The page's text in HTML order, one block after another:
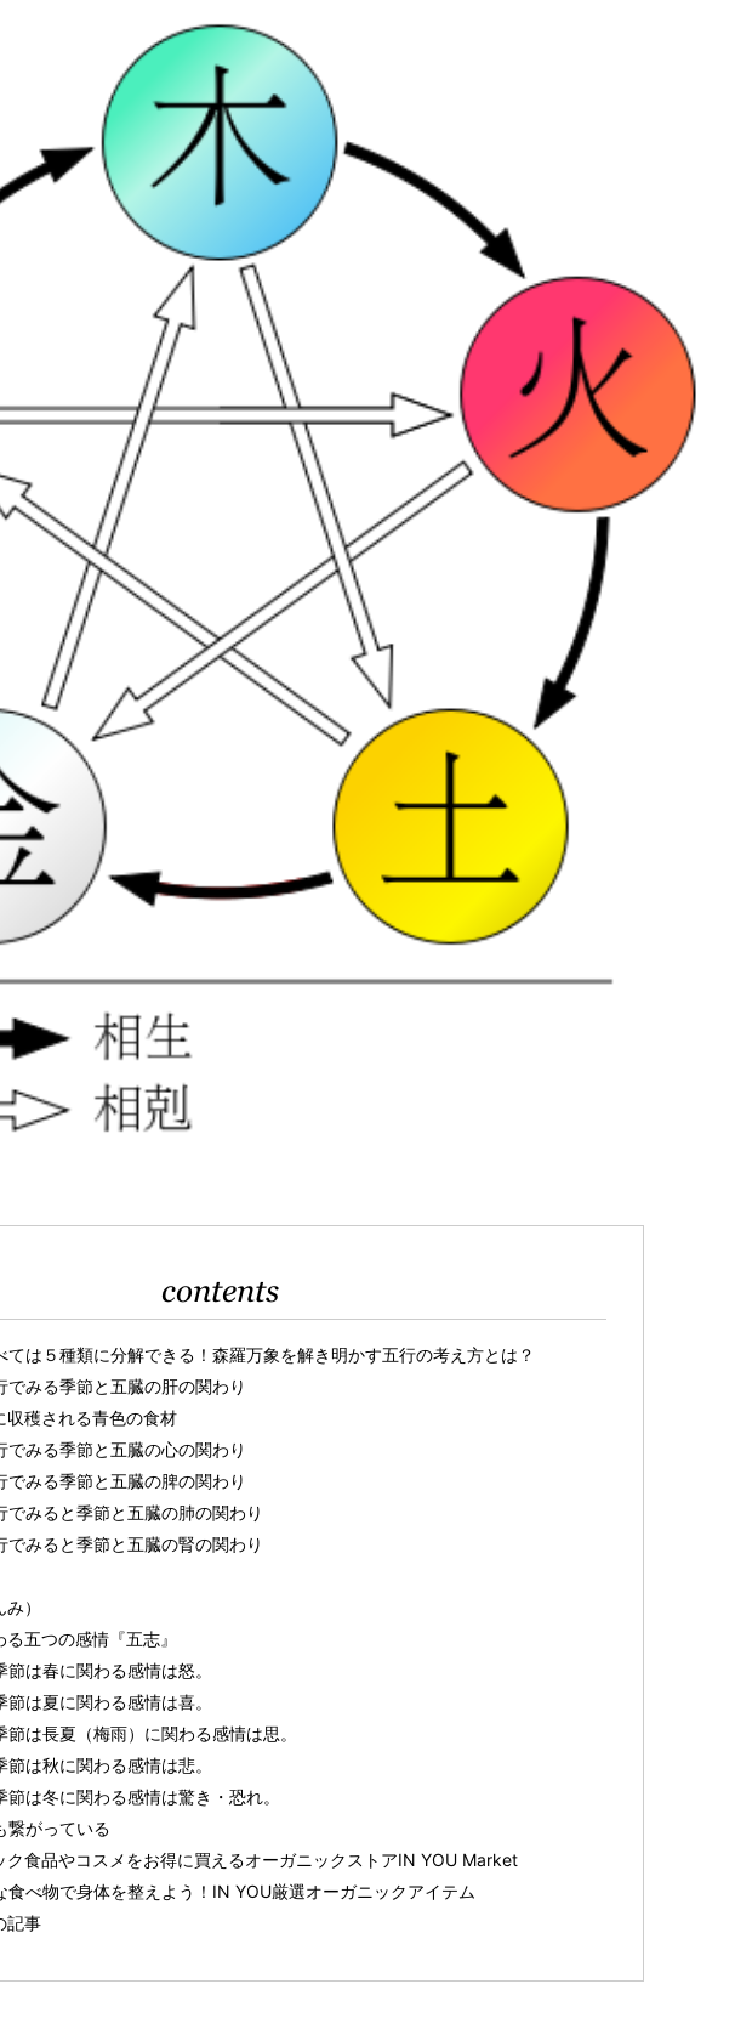
contents
は５種類に分解できる！森羅万象を解き明かす五行の考え方とは？
みる季節と五臓の肝の関わり
収穫される青色の食材
みる季節と五臓の心の関わり
みる季節と五臓の脾の関わり
みると季節と五臓の肺の関わり
みると季節と五臓の腎の関わり
）
五つの感情『五志』
は春に関わる感情は怒。
は夏に関わる感情は喜。
は長夏（梅雨）に関わる感情は思。
は秋に関わる感情は悲。
は冬に関わる感情は驚き・恐れ。
がっている
ク食品やコスメをお得に買えるオーガニックストアIN YOU Market
べ物で身体を整えよう！IN YOU厳選オーガニックアイテム
記事